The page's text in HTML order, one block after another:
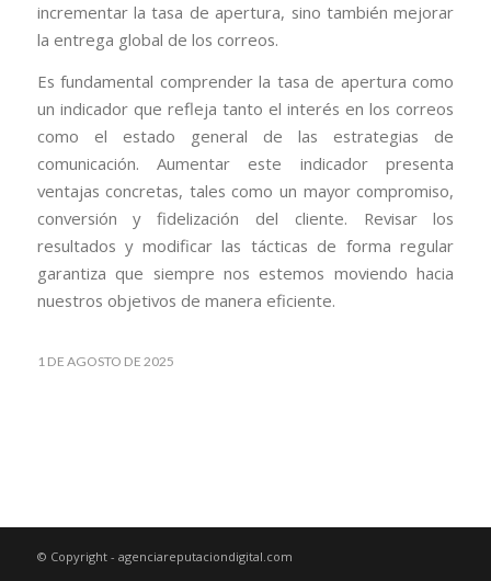
incrementar la tasa de apertura, sino también mejorar
la entrega global de los correos.
Es fundamental comprender la tasa de apertura como
un indicador que refleja tanto el interés en los correos
como el estado general de las estrategias de
comunicación. Aumentar este indicador presenta
ventajas concretas, tales como un mayor compromiso,
conversión y fidelización del cliente. Revisar los
resultados y modificar las tácticas de forma regular
garantiza que siempre nos estemos moviendo hacia
nuestros objetivos de manera eficiente.
1 DE AGOSTO DE 2025
© Copyright - agenciareputaciondigital.com